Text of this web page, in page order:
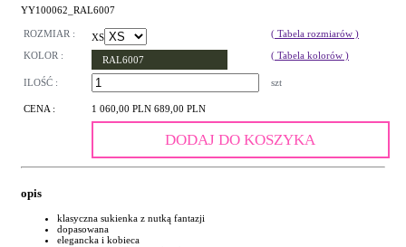
YY100062_RAL6007
ROZMIAR : XS
( Tabela rozmiarów )
KOLOR :
RAL6007 ( Tabela kolorów )
ILOŚĆ : szt
CENA : 1 060,00 PLN 689,00 PLN
DODAJ DO KOSZYKA
opis
klasyczna sukienka z nutką fantazji
dopasowana
elegancka i kobieca